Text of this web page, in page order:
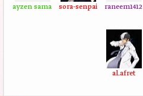
raneem1412
sora-senpai
ayzen sama
al.afret